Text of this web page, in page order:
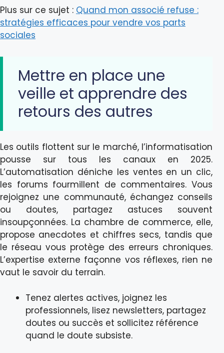
Plus sur ce sujet : Quand mon associé refuse :
stratégies efficaces pour vendre vos parts
sociales
Mettre en place une
veille et apprendre des
retours des autres
Les outils flottent sur le marché, l’informatisation
pousse sur tous les canaux en 2025.
L’automatisation déniche les ventes en un clic,
les forums fourmillent de commentaires. Vous
rejoignez une communauté, échangez conseils
ou doutes, partagez astuces souvent
insoupçonnées. La chambre de commerce, elle,
propose anecdotes et chiffres secs, tandis que
le réseau vous protège des erreurs chroniques.
L’expertise externe façonne vos réflexes, rien ne
vaut le savoir du terrain.
Tenez alertes actives, joignez les
professionnels, lisez newsletters, partagez
doutes ou succès et sollicitez référence
quand le doute subsiste.